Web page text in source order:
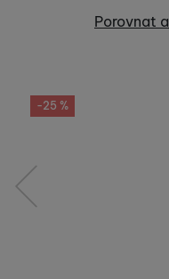
RecenzePorovnat
-25 %